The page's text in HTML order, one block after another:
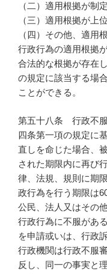
（二）適用根拠が制
（三）適用根拠が上
（四）その他、適用
行政行為の適用根拠
合法的な根拠が存在
の規定に該当する場
ことができる。
第五十八条 行政不
四条第一項の規定に
直しを命じた場合、
された期限内に再び
律、法規、規則に期
政行為を行う期限は
公民、法人又はその
行政行為に不服があ
を申請或いは、行政
行政機関は行政不服
反し、同一の事実と